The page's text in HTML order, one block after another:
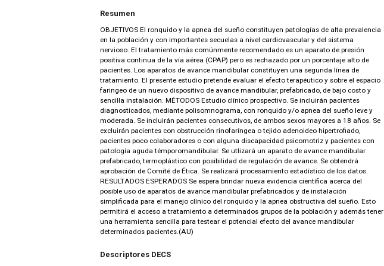
Resumen
OBJETIVOS El ronquido y la apnea del sueño constituyen patologías de alta prevalencia
en la población y con importantes secuelas a nivel cardiovascular y del sistema
nervioso. El tratamiento más comúnmente recomendado es un aparato de presión
positiva continua de la vía aérea (CPAP) pero es rechazado por un porcentaje alto de
pacientes. Los aparatos de avance mandibular constituyen una segunda línea de
tratamiento. El presente estudio pretende evaluar el efecto terapéutico y sobre el espacio
faringeo de un nuevo dispositivo de avance mandibular, prefabricado, de bajo costo y
sencilla instalación. MÉTODOS Estudio clínico prospectivo. Se incluirán pacientes
diagnosticados, mediante polisomnograma, con ronquido y/o apnea del sueño leve y
moderada. Se incluirán pacientes consecutivos, de ambos sexos mayores a 18 años. Se
excluirán pacientes con obstrucción rinofaríngea o tejido adenoideo hipertrofiado,
pacientes poco colaboradores o con alguna discapacidad psicomotriz y pacientes con
patología aguda témporomandibular. Se utlizará un aparato de avance mandibular
prefabricado, termoplástico con posibilidad de regulación de avance. Se obtendrá
aprobación de Comité de Ética. Se realizará procesamiento estadístico de los datos.
RESULTADOS ESPERADOS Se espera brindar nueva evidencia científica acerca del
posible uso de aparatos de avance mandibular prefabricados y de instalación
simplificada para el manejo clínico del ronquido y la apnea obstructiva del sueño. Esto
permitirá el acceso a tratamiento a determinados grupos de la población y además tener
una herramienta sencilla para testear el potencial efecto del avance mandibular
determinados pacientes.(AU)
Descriptores DECS